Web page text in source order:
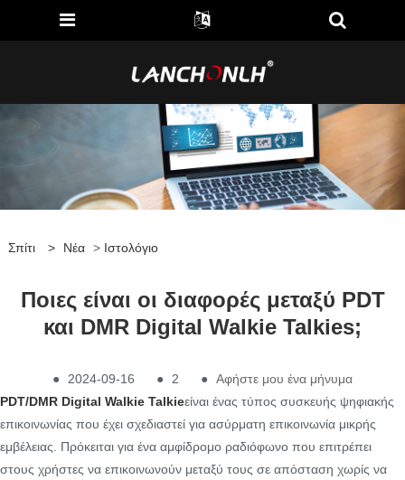
Σπίτι > Νέα > Ιστολόγιο
Ποιες είναι οι διαφορές μεταξύ PDT
και DMR Digital Walkie Talkies;
● 2024-09-16 ● 2 ● Αφήστε μου ένα μήνυμα
PDT/DMR Digital Walkie Talkieείναι ένας τύπος συσκευής ψηφιακής
επικοινωνίας που έχει σχεδιαστεί για ασύρματη επικοινωνία μικρής
εμβέλειας. Πρόκειται για ένα αμφίδρομο ραδιόφωνο που επιτρέπει
στους χρήστες να επικοινωνούν μεταξύ τους σε απόσταση χωρίς να